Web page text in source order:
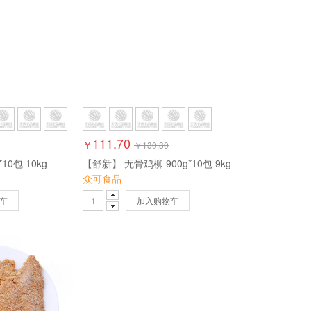
包 10kg
￥ 111.70 ￥130.30
【舒新】 无骨鸡柳 900g*10包 9kg
众可食品
加入购物车